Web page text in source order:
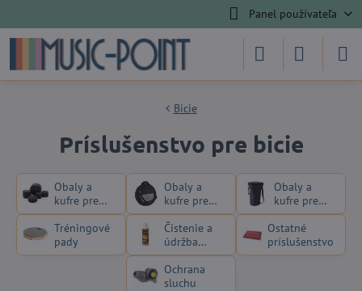
Panel používateľa
Bicie
Príslušenstvo pre bicie
Obaly a
kufre pre
bicie
Obaly a
kufre pre
činely
Obaly a
kufre pre
perkusie
Tréningové
pady
Čistenie a
údržba
bicích
Ostatné
príslušenstvo
Ochrana
sluchu